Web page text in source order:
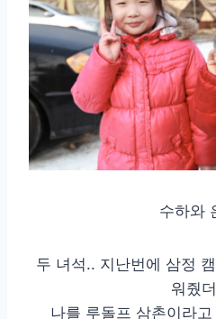
수하와
두 녀석.. 지난번에 삼정
워줬
나를 루돌프 삼촌이라